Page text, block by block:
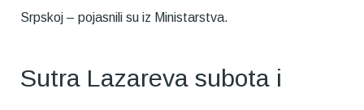
Srpskoj – pojasnili su iz Ministarstva.
Sutra Lazareva subota i